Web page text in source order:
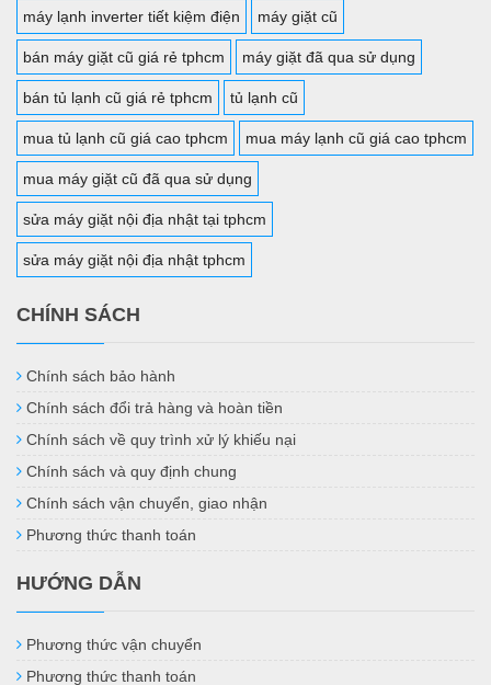
máy lạnh inverter tiết kiệm điện máy giặt cũ
bán máy giặt cũ giá rẻ tphcm máy giặt đã qua sử dụng
bán tủ lạnh cũ giá rẻ tphcm tủ lạnh cũ
mua tủ lạnh cũ giá cao tphcm mua máy lạnh cũ giá cao tphcm
mua máy giặt cũ đã qua sử dụng
sửa máy giặt nội địa nhật tại tphcm
sửa máy giặt nội địa nhật tphcm
CHÍNH SÁCH
Chính sách bảo hành
Chính sách đổi trả hàng và hoàn tiền
Chính sách về quy trình xử lý khiếu nại
Chính sách và quy định chung
Chính sách vận chuyển, giao nhận
Phương thức thanh toán
HƯỚNG DẪN
Phương thức vận chuyển
Phương thức thanh toán